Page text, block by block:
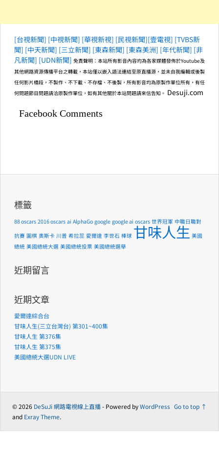
[台視新聞] [中視新聞] [華視新視] [民視新聞][壹電視] [TVBS新
聞] [中天新聞] [三立新聞] [東森新聞] [東森美洲] [年代新聞] [非
凡新聞] [UDN新聞] 免責聲明：本站所有影音內容均為各家媒體發佈於Youtube及
其他網路資源傳播平台之轉載，本站僅以嵌入語法連結至原直播源，並未自我編輯或後製
任何影片橋段，不製作、不下載、不存檔、不後製，所有影音均為原製作單位所有，有任
何問題節目問題請洽原製作單位，如有其他關於本站問題請來信告知。 Desuji.com
Facebook Comments
標籤
88 oscars 2016 oscars ai AlphaGo google google ai oscars 世界冠軍 中職日職對
抗賽 圍棋 奧斯卡 川普 希拉蕊 愛爾達 李世石 棒球 甘味人生 美國
總統 美國總統大選 美國總統投票 美國總統選舉
近期留言
近期文章
愛爾達綜合台
甘味人生(三立台灣台) 第301~400集
甘味人生 第376集
甘味人生 第375集
美國總統大選UDN LIVE
Go to top ↑
© 2026 DeSuJi 網路電視線上直播- Powered byWordPress
and Exray Theme.